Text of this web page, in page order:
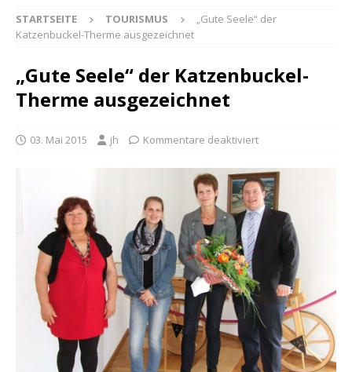
STARTSEITE TOURISMUS
„Gute Seele“ der
Katzenbuckel-Therme ausgezeichnet
„Gute Seele“ der Katzenbuckel-
Therme ausgezeichnet
03. Mai 2015 jh Kommentare deaktiviert